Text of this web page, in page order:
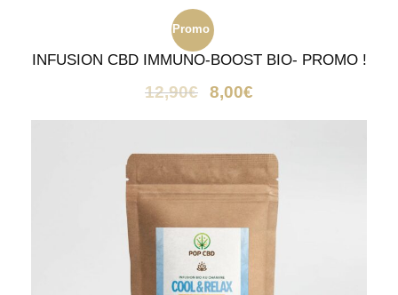
Promo
INFUSION CBD IMMUNO-BOOST BIO- PROMO !
12,90€ 8,00€